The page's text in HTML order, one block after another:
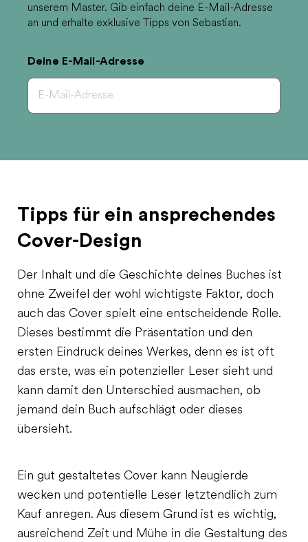
unserem Master. Gib einfach deine E-Mail-Adresse
an und erhalte exklusive Tipps von Sebastian.
Deine E-Mail-Adresse
Tipps für ein ansprechendes
Cover-Design
Der Inhalt und die Geschichte deines Buches ist
ohne Zweifel der wohl wichtigste Faktor, doch
auch das Cover spielt eine entscheidende Rolle.
Dieses bestimmt die Präsentation und den
ersten Eindruck deines Werkes, denn es ist oft
das erste, was ein potenzieller Leser sieht und
kann damit den Unterschied ausmachen, ob
jemand dein Buch aufschlägt oder dieses
übersieht.
Ein gut gestaltetes Cover kann Neugierde
wecken und potentielle Leser letztendlich zum
Kauf anregen. Aus diesem Grund ist es wichtig,
ausreichend Zeit und Mühe in die Gestaltung des